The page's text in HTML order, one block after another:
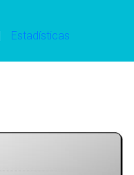
Estadísticas